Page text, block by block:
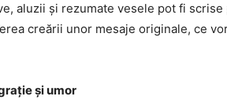
aluzii și rezumate vesele pot fi
creării unor mesaje originale, ce
și umor